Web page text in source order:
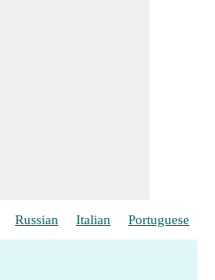
Russian Italian Portuguese